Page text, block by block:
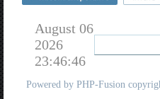
August 06
2026
23:46:46
Powered by PHP-Fusion